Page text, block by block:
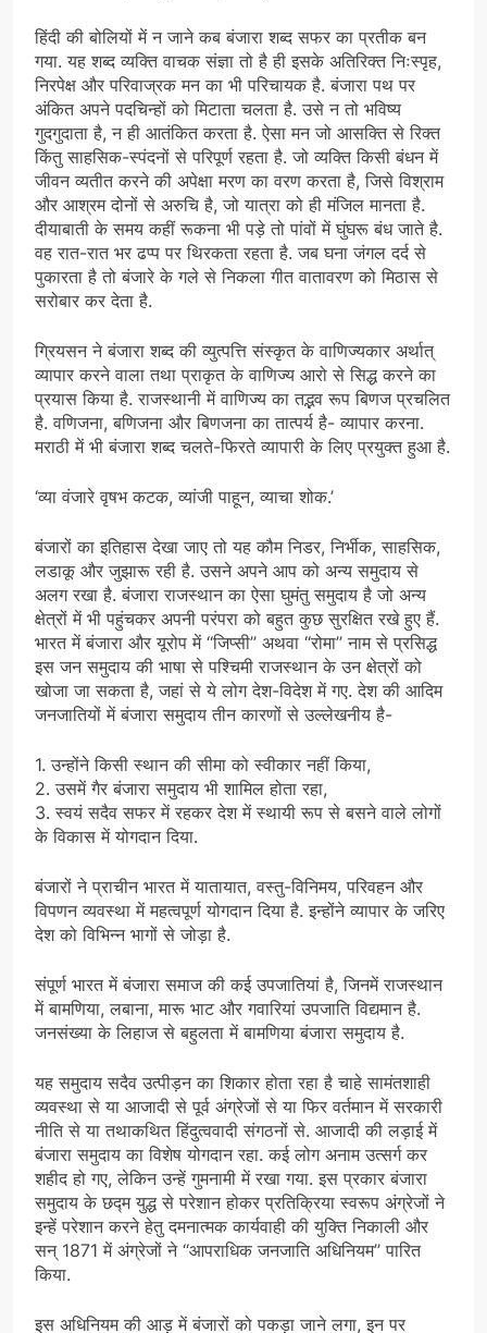
हिंदी की बोलियों में न जाने कब बंजारा शब्द सफर का प्रतीक बन
गया. यह शब्द व्यक्ति वाचक संज्ञा तो है ही इसके अतिरिक्त निःस्पृह,
निरपेक्ष और परिवाज्रक मन का भी परिचायक है. बंजारा पथ पर
अंकित अपने पदचिन्हों को मिटाता चलता है. उसे न तो भविष्य
गुदगुदाता है, न ही आतंकित करता है. ऐसा मन जो आसक्ति से रिक्त
किंतु साहसिक-स्पंदनों से परिपूर्ण रहता है. जो व्यक्ति किसी बंधन में
जीवन व्यतीत करने की अपेक्षा मरण का वरण करता है, जिसे विश्राम
और आश्रम दोनों से अरुचि है, जो यात्रा को ही मंजिल मानता है.
दीयाबाती के समय कहीं रूकना भी पड़े तो पांवों में घुंघरू बंध जाते है.
वह रात-रात भर ढप्प पर थिरकता रहता है. जब घना जंगल दर्द से
पुकारता है तो बंजारे के गले से निकला गीत वातावरण को मिठास से
सरोबार कर देता है.
ग्रियसन ने बंजारा शब्द की व्युत्पत्ति संस्कृत के वाणिज्यकार अर्थात्
व्यापार करने वाला तथा प्राकृत के वाणिज्य आरो से सिद्ध करने का
प्रयास किया है. राजस्थानी में वाणिज्य का तद्भव रूप बिणज प्रचलित
है. वणिजना, बणिजना और बिणजना का तात्पर्य है- व्यापार करना.
मराठी में भी बंजारा शब्द चलते-फिरते व्यापारी के लिए प्रयुक्त हुआ है.
‘व्या वंजारे वृषभ कटक, व्यांजी पाहून, व्याचा शोक.’
बंजारों का इतिहास देखा जाए तो यह कौम निडर, निर्भीक, साहसिक,
लडाकू और जुझारू रही है. उसने अपने आप को अन्य समुदाय से
अलग रखा है. बंजारा राजस्थान का ऐसा घुमंतु समुदाय है जो अन्य
क्षेत्रों में भी पहुंचकर अपनी परंपरा को बहुत कुछ सुरक्षित रखे हुए हैं.
भारत में बंजारा और यूरोप में ‘‘जिप्सी’’ अथवा ‘‘रोमा’’ नाम से प्रसिद्ध
इस जन समुदाय की भाषा से पश्चिमी राजस्थान के उन क्षेत्रों को
खोजा जा सकता है, जहां से ये लोग देश-विदेश में गए. देश की आदिम
जनजातियों में बंजारा समुदाय तीन कारणों से उल्लेखनीय है-
1. उन्होंने किसी स्थान की सीमा को स्वीकार नहीं किया,
2. उसमें गैर बंजारा समुदाय भी शामिल होता रहा,
3. स्वयं सदैव सफर में रहकर देश में स्थायी रूप से बसने वाले लोगों
के विकास में योगदान दिया.
बंजारों ने प्राचीन भारत में यातायात, वस्तु-विनिमय, परिवहन और
विपणन व्यवस्था में महत्वपूर्ण योगदान दिया है. इन्होंने व्यापार के जरिए
देश को विभिन्न भागों से जोड़ा है.
संपूर्ण भारत में बंजारा समाज की कई उपजातियां है, जिनमें राजस्थान
में बामणिया, लबाना, मारू भाट और गवारियां उपजाति विद्यमान है.
जनसंख्या के लिहाज से बहुलता में बामणिया बंजारा समुदाय है.
यह समुदाय सदैव उत्पीड़न का शिकार होता रहा है चाहे सामंतशाही
व्यवस्था से या आजादी से पूर्व अंग्रेजों से या फिर वर्तमान में सरकारी
नीति से या तथाकथित हिंदुत्ववादी संगठनों से. आजादी की लड़ाई में
बंजारा समुदाय का विशेष योगदान रहा. कई लोग अनाम उत्सर्ग कर
शहीद हो गए, लेकिन उन्हें गुमनामी में रखा गया. इस प्रकार बंजारा
समुदाय के छद्म युद्ध से परेशान होकर प्रतिक्रिया स्वरूप अंग्रेजों ने
इन्हें परेशान करने हेतु दमनात्मक कार्यवाही की युक्ति निकाली और
सन् 1871 में अंग्रेजों ने ‘‘आपराधिक जनजाति अधिनियम’’ पारित
किया.
इस अधिनियम की आड़ में बंजारों को पकड़ा जाने लगा, इन पर